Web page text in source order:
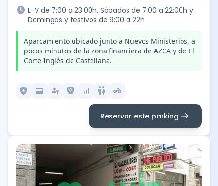
schedule L-V de 7:00 a 23:00h. Sábados de 7:00 a 22:00h y
Domingos y festivos de 9:00 a 22h
Aparcamiento ubicado junto a Nuevos Ministerios, a
pocos minutos de la zona financiera de AZCA y de El
Corte Inglés de Castellana.
local_police credit_card passkey camera_video signal_cellular_alt wc motorcycle
Reservar este parking arrow_right_alt